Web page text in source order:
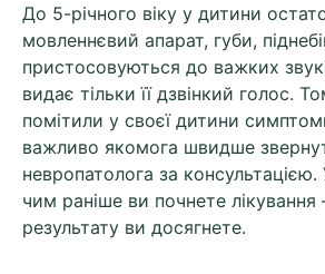
До 5-річного віку у дитини
мовленнєвий апарат, губи,
пристосовуються до важких
видає тільки її дзвінкий голос.
помітили у своєї дитини
важливо якомога швидше
невропатолога за
чим раніше ви почнете
результату ви досягнете.